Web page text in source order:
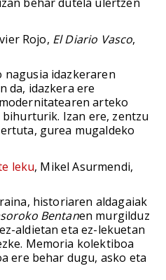
Rojo, El Diario Vasco,
nagusia idazkeraren
da, idazkera ere
arteko
Izan ere, zentzu
gurea mugaldeko
leku, Mikel Asurmendi,
historiaren aldagaiak
Bentanen murgilduz
aldietan eta ez-lekuetan
Memoria kolektiboa
ere behar dugu, asko eta